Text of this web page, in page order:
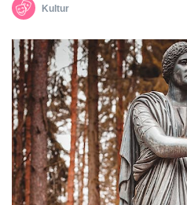
Kultur